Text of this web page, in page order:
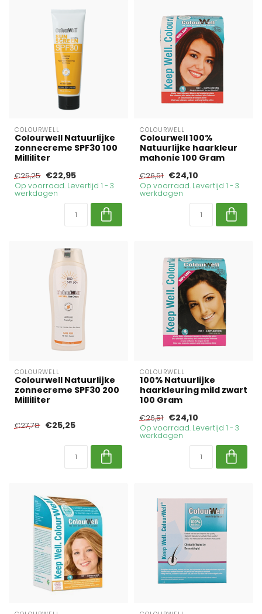
COLOURWELL
Colourwell Natuurlijke
zonnecreme SPF30 100
Milliliter
€25,25 €22,95
Op voorraad. Levertijd 1 - 3
werkdagen
COLOURWELL
Colourwell 100%
Natuurlijke haarkleur
mahonie 100 Gram
€26,51 €24,10
Op voorraad. Levertijd 1 - 3
werkdagen
COLOURWELL
Colourwell Natuurlijke
zonnecreme SPF30 200
Milliliter
€27,78 €25,25
COLOURWELL
100% Natuurlijke
haarkleuring mild zwart
100 Gram
€26,51 €24,10
Op voorraad. Levertijd 1 - 3
werkdagen